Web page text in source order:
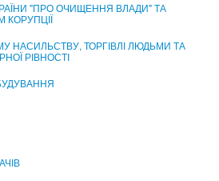
"ПРО ОЧИЩЕННЯ ВЛАДИ" ТА
КОРУПЦІЇ
НАСИЛЬСТВУ, ТОРГІВЛІ ЛЮДЬМИ ТА
РІВНОСТІ